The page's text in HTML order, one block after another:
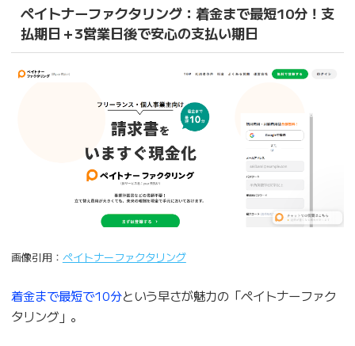
ペイトナーファクタリング：着金まで最短10分！支
払期日＋3営業日後で安心の支払い期日
画像引用： ペイトナーファクタリング
着金まで最短で10分という早さが魅力の「ペイトナーファク
タリング」。